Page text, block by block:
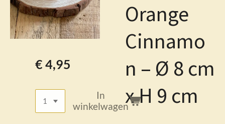
Orange
Cinnamo
n – Ø 8 cm
x H 9 cm
€ 4,95
In
winkelwagen